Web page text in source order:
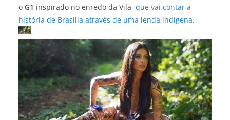
o G1 inspirado no enredo da Vila, que vai contar a
história de Brasília através de uma lenda indígena.